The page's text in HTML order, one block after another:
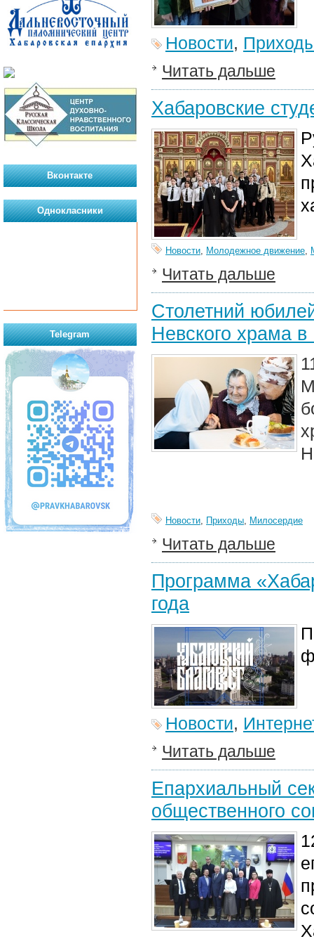
Новости,
Читать дальше
Хабаровские
Новости, Молодежное движение,
Читать дальше
Столетний
Невского храма
Новости, Приходы, Милосердие
Читать дальше
Программа
года
Новости,
Читать дальше
Епархиальный
общественного
Вконтакте
Однокласники
Telegram